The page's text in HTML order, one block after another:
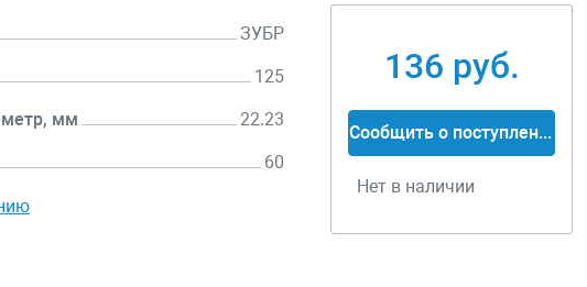
ЗУБР
125
мм 22.23
60
136 руб.
Сообщить о поступлении
Нет в наличии